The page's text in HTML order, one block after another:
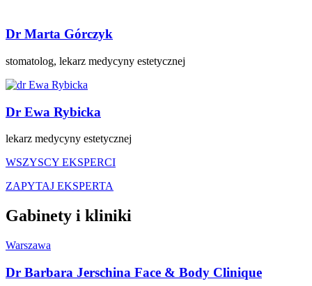
Dr Marta Górczyk
stomatolog, lekarz medycyny estetycznej
Dr Ewa Rybicka
lekarz medycyny estetycznej
WSZYSCY EKSPERCI
ZAPYTAJ EKSPERTA
Gabinety i kliniki
Warszawa
Dr Barbara Jerschina Face & Body Clinique